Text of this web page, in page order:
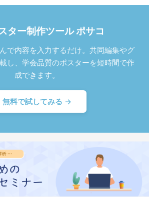
ター制作ツール ポサコ
で内容を入力するだけ。共同編集やグ
し、学会品質のポスターを短時間で作
成できます。
無料で試してみる →